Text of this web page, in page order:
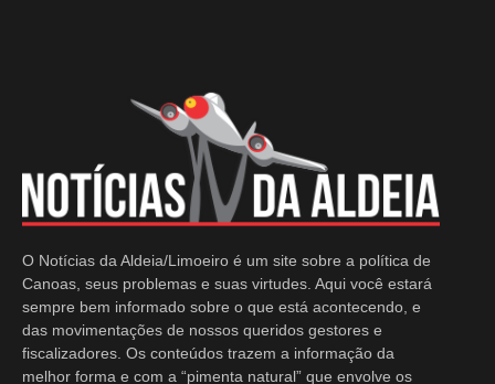
O Notícias da Aldeia/Limoeiro é um site sobre a política de
Canoas, seus problemas e suas virtudes. Aqui você estará
sempre bem informado sobre o que está acontecendo, e
das movimentações de nossos queridos gestores e
fiscalizadores. Os conteúdos trazem a informação da
melhor forma e com a “pimenta natural” que envolve os